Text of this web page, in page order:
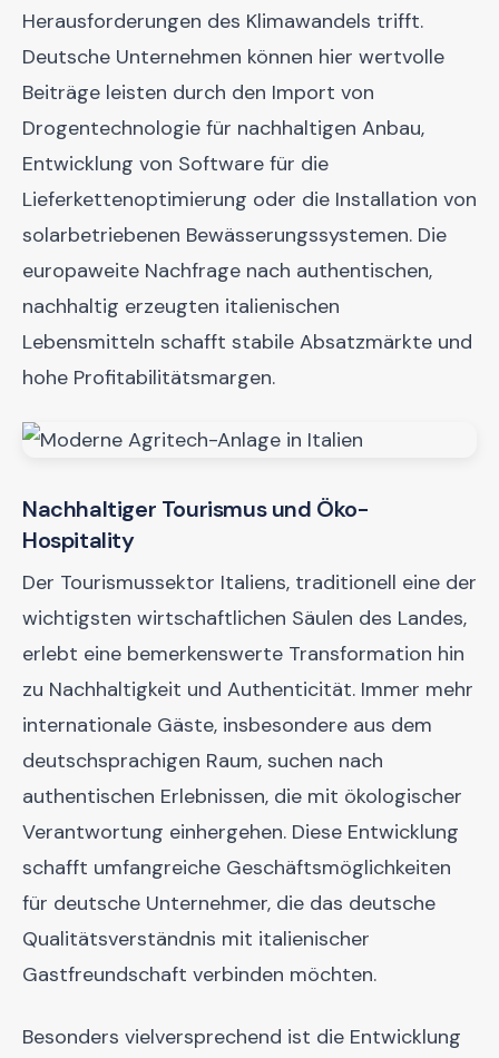
Herausforderungen des Klimawandels trifft.
Deutsche Unternehmen können hier wertvolle
Beiträge leisten durch den Import von
Drogentechnologie für nachhaltigen Anbau,
Entwicklung von Software für die
Lieferkettenoptimierung oder die Installation von
solarbetriebenen Bewässerungssystemen. Die
europaweite Nachfrage nach authentischen,
nachhaltig erzeugten italienischen
Lebensmitteln schafft stabile Absatzmärkte und
hohe Profitabilitätsmargen.
Nachhaltiger Tourismus und Öko-
Hospitality
Der Tourismussektor Italiens, traditionell eine der
wichtigsten wirtschaftlichen Säulen des Landes,
erlebt eine bemerkenswerte Transformation hin
zu Nachhaltigkeit und Authenticität. Immer mehr
internationale Gäste, insbesondere aus dem
deutschsprachigen Raum, suchen nach
authentischen Erlebnissen, die mit ökologischer
Verantwortung einhergehen. Diese Entwicklung
schafft umfangreiche Geschäftsmöglichkeiten
für deutsche Unternehmer, die das deutsche
Qualitätsverständnis mit italienischer
Gastfreundschaft verbinden möchten.
Besonders vielversprechend ist die Entwicklung